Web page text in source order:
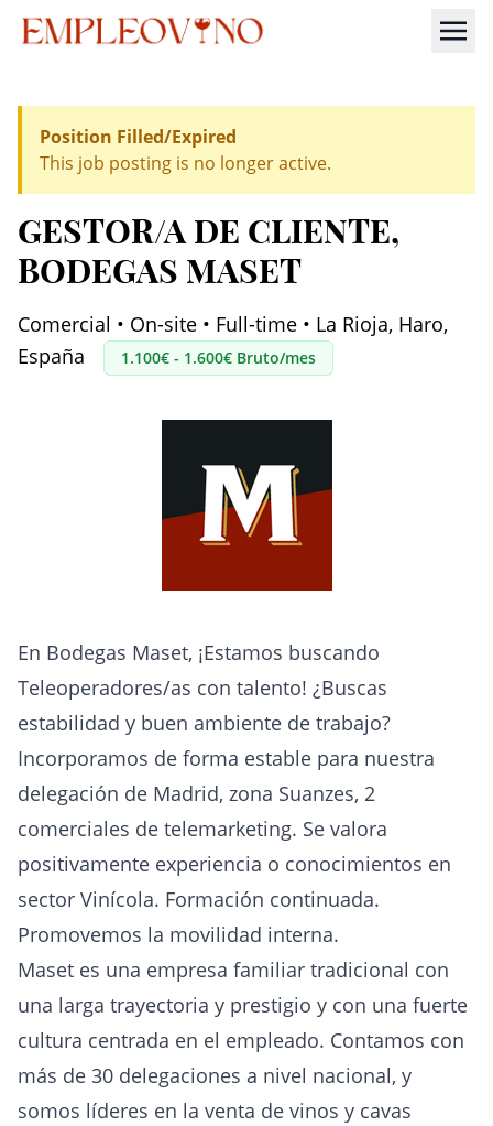
Position Filled/Expired
This job posting is no longer active.
GESTOR/A DE CLIENTE,
BODEGAS MASET
Comercial • On-site • Full-time • La Rioja, Haro,
España
1.100€ - 1.600€ Bruto/mes
En Bodegas Maset, ¡Estamos buscando
Teleoperadores/as con talento! ¿Buscas
estabilidad y buen ambiente de trabajo?
Incorporamos de forma estable para nuestra
delegación de Madrid, zona Suanzes, 2
comerciales de telemarketing. Se valora
positivamente experiencia o conocimientos en
sector Vinícola. Formación continuada.
Promovemos la movilidad interna.
Maset es una empresa familiar tradicional con
una larga trayectoria y prestigio y con una fuerte
cultura centrada en el empleado. Contamos con
más de 30 delegaciones a nivel nacional, y
somos líderes en la venta de vinos y cavas